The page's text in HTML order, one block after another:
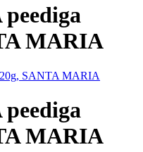
MARIA
MARIA